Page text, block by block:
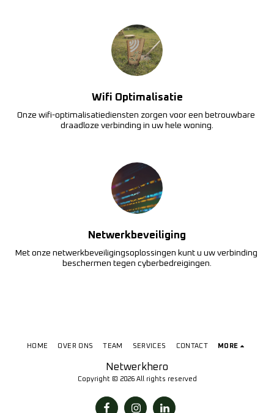
Wifi Optimalisatie
Onze wifi-optimalisatiediensten zorgen voor een betrouwbare
draadloze verbinding in uw hele woning.
Netwerkbeveiliging
Met onze netwerkbeveiligingsoplossingen kunt u uw verbinding
beschermen tegen cyberbedreigingen.
Netwerkhero
Copyright © 2026 All rights reserved
HOME OVER ONS TEAM SERVICES CONTACT MORE